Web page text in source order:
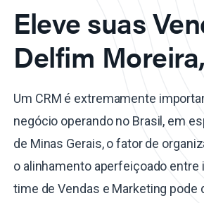
Eleve suas
Delfim
Um CRM é extremamente
negócio operando no Brasil, em
de Minas Gerais, o fator de
o alinhamento aperfeiçoado entre
time de Vendas e Marketing